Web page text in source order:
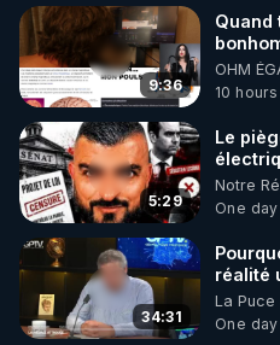
Nous contacter :
9:36
Quand
ondes
OHM
10
5:29
Le
les
Notre
One
34:31
réalité
on
La
One